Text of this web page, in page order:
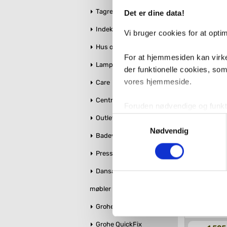
Det er dine data!
Vi bruger cookies for at
For at hjemmesiden kan
der funktionelle cookies,
vores hjemmeside.
Foruden nødvendige og
med henblik på
VVS-Shoppen.dk bruger
Hvis du accepterer alle
imidlertid også mulighed
ændre i dit samtykke, hvis
Samtykkevalg
Nødvendig
Tagrender
Indeklima
Hus og Have
Lamper
Care
Centralstøvsuger
Outlet
Badeværelse makeover
Pressalit toiletsæder
Dansani bruseglas &
møbler
Grohe Essence
Grohe QuickFix